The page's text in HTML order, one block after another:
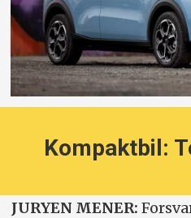
Kompaktbil:
JURYEN MENER: